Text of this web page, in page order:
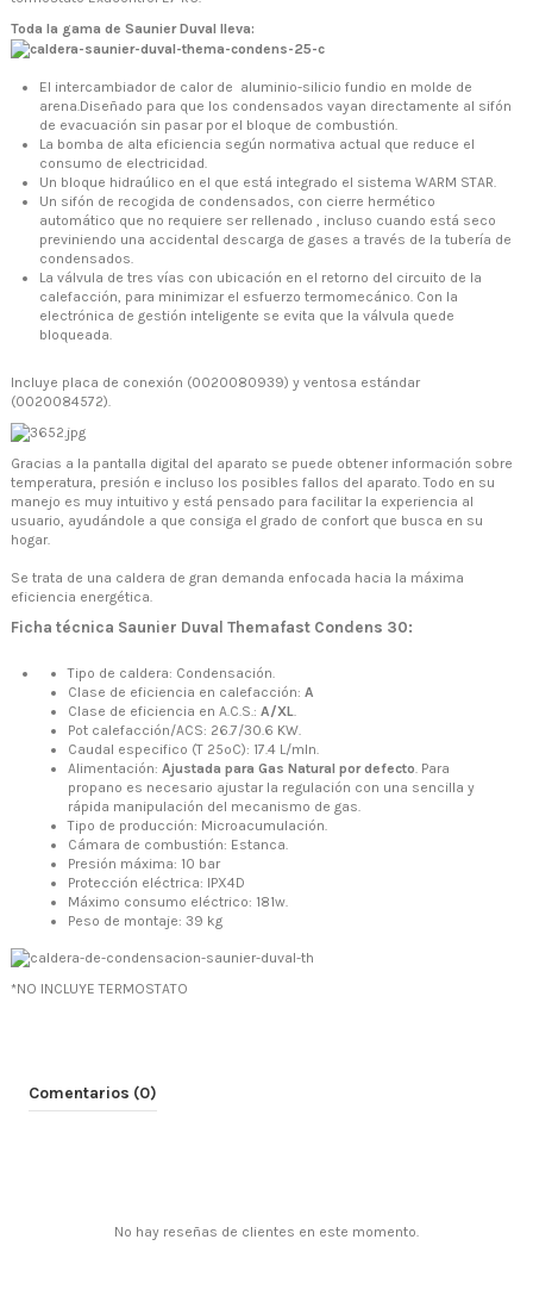
Toda la gama de Saunier Duval lleva:
El intercambiador de calor de aluminio-silicio fundio en molde de
arena.Diseñado para que los condensados vayan directamente al sifón
de evacuación sin pasar por el bloque de combustión.
La bomba de alta eficiencia según normativa actual que reduce el
consumo de electricidad.
Un bloque hidraúlico en el que está integrado el sistema WARM STAR.
Un sifón de recogida de condensados, con cierre hermético
automático que no requiere ser rellenado , incluso cuando está seco
previniendo una accidental descarga de gases a través de la tubería de
condensados.
La válvula de tres vías con ubicación en el retorno del circuito de la
calefacción, para minimizar el esfuerzo termomecánico. Con la
electrónica de gestión inteligente se evita que la válvula quede
bloqueada.
Incluye placa de conexión (0020080939) y ventosa estándar
(0020084572).
Gracias a la pantalla digital del aparato se puede obtener información sobre
temperatura, presión e incluso los posibles fallos del aparato. Todo en su
manejo es muy intuitivo y está pensado para facilitar la experiencia al
usuario, ayudándole a que consiga el grado de confort que busca en su
hogar.
Se trata de una caldera de gran demanda enfocada hacia la máxima
eficiencia energética.
Ficha técnica Saunier Duval Themafast Condens 30:
Tipo de caldera: Condensación.
Clase de eficiencia en calefacción: A
Clase de eficiencia en A.C.S.: A/XL.
Pot calefacción/ACS: 26.7/30.6 KW.
Caudal especifico (T 25ºC): 17.4 L/mln.
Alimentación: Ajustada para Gas Natural por defecto. Para
propano es necesario ajustar la regulación con una sencilla y
rápida manipulación del mecanismo de gas.
Tipo de producción: Microacumulación.
Cámara de combustión: Estanca.
Presión máxima: 10 bar
Protección eléctrica: IPX4D
Máximo consumo eléctrico: 181w.
Peso de montaje: 39 kg
*NO INCLUYE TERMOSTATO
Comentarios (0)
No hay reseñas de clientes en este momento.